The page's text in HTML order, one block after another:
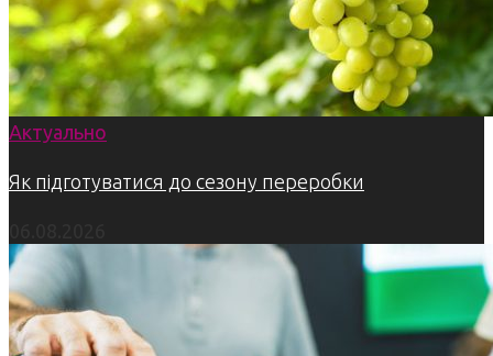
Актуально
Як підготуватися до сезону переробки